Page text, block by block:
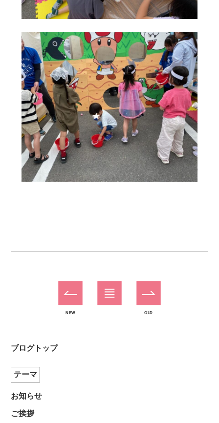
NEW OLD
ブログトップ
テーマ
お知らせ
ご挨拶